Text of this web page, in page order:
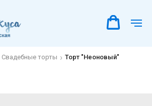
Свадебные торты Торт "Неоновый"